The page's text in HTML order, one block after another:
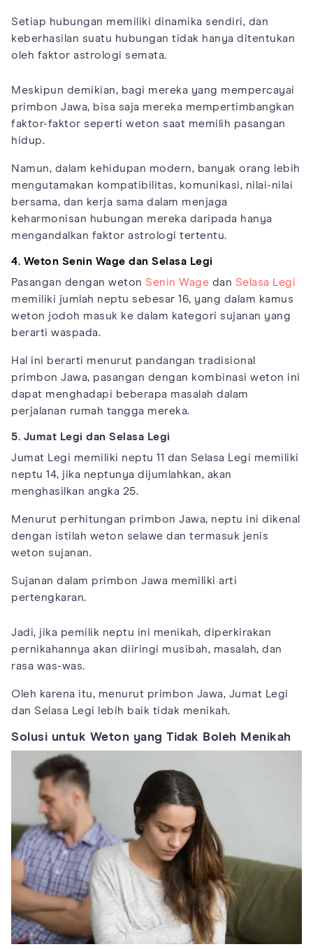
Setiap hubungan memiliki dinamika sendiri, dan
keberhasilan suatu hubungan tidak hanya ditentukan
oleh faktor astrologi semata.
Meskipun demikian, bagi mereka yang mempercayai
primbon Jawa, bisa saja mereka mempertimbangkan
faktor-faktor seperti weton saat memilih pasangan
hidup.
Namun, dalam kehidupan modern, banyak orang lebih
mengutamakan kompatibilitas, komunikasi, nilai-nilai
bersama, dan kerja sama dalam menjaga
keharmonisan hubungan mereka daripada hanya
mengandalkan faktor astrologi tertentu.
4. Weton Senin Wage dan Selasa Legi
Pasangan dengan weton Senin Wage dan Selasa Legi
memiliki jumlah neptu sebesar 16, yang dalam kamus
weton jodoh masuk ke dalam kategori sujanan yang
berarti waspada.
Hal ini berarti menurut pandangan tradisional
primbon Jawa, pasangan dengan kombinasi weton ini
dapat menghadapi beberapa masalah dalam
perjalanan rumah tangga mereka.
5. Jumat Legi dan Selasa Legi
Jumat Legi memiliki neptu 11 dan Selasa Legi memiliki
neptu 14, jika neptunya dijumlahkan, akan
menghasilkan angka 25.
Menurut perhitungan primbon Jawa, neptu ini dikenal
dengan istilah weton selawe dan termasuk jenis
weton sujanan.
Sujanan dalam primbon Jawa memiliki arti
pertengkaran.
Jadi, jika pemilik neptu ini menikah, diperkirakan
pernikahannya akan diiringi musibah, masalah, dan
rasa was-was.
Oleh karena itu, menurut primbon Jawa, Jumat Legi
dan Selasa Legi lebih baik tidak menikah.
Solusi untuk Weton yang Tidak Boleh Menikah